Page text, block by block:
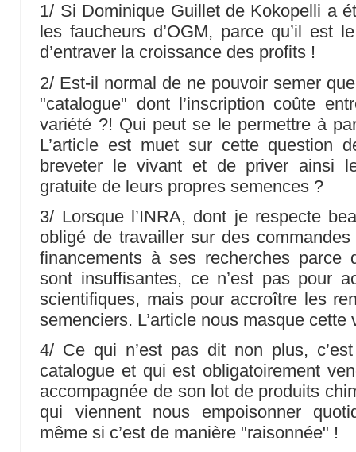
1/ Si Dominique Guillet de Kokopelli a
les faucheurs d’OGM, parce qu’il est
d’entraver la croissance des profits !
2/ Est-il normal de ne pouvoir semer
"catalogue" dont l’inscription coûte
variété ?! Qui peut se le permettre à
L’article est muet sur cette question
breveter le vivant et de priver ainsi
gratuite de leurs propres semences ?
3/ Lorsque l’INRA, dont je respecte
obligé de travailler sur des
financements à ses recherches parce
sont insuffisantes, ce n’est pas pour
scientifiques, mais pour accroître les
semenciers. L’article nous masque cette
4/ Ce qui n’est pas dit non plus,
catalogue et qui est obligatoirement
accompagnée de son lot de produits
qui viennent nous empoisonner
même si c’est de manière "raisonnée" !